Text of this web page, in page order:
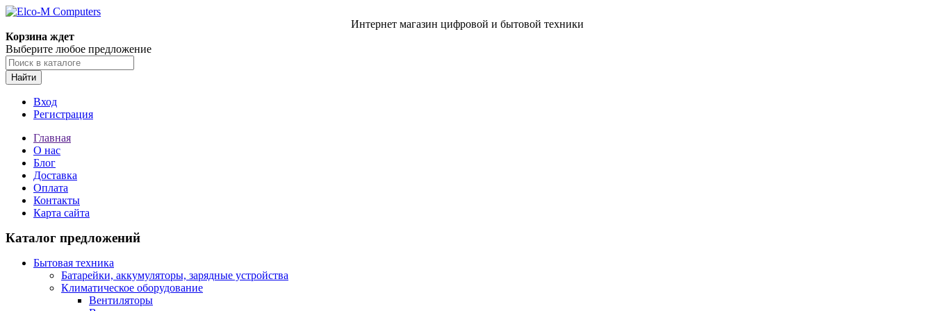
Интернет магазин цифровой и бытовой техники
Корзина ждет
Выберите любое предложение
Найти
Вход
Регистрация
Главная
О нас
Блог
Доставка
Оплата
Контакты
Карта сайта
Каталог предложений
Бытовая техника
Батарейки, аккумуляторы, зарядные устройства
Климатическое оборудование
Вентиляторы